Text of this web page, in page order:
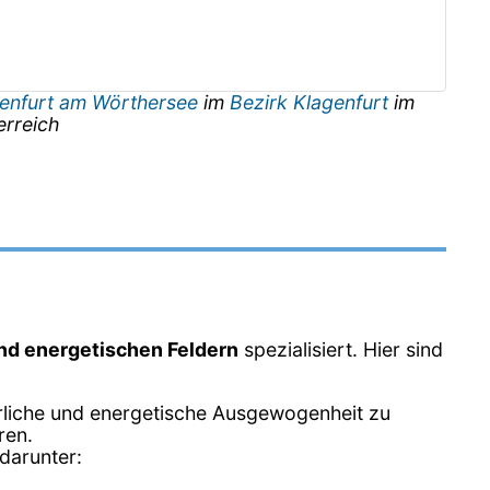
am Wörthersee im Bezirk Klagenfurtim
energetischen Feldern spezialisiert. Hier sind
und energetische Ausgewogenheit zu